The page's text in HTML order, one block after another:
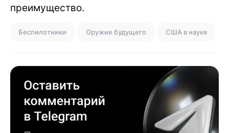
преимущество.
Беспилотники Оружие будущего США в науке